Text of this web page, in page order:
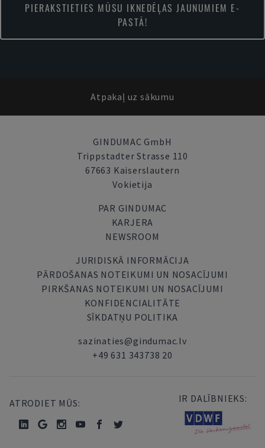
PIERAKSTIETIES MŪSU IKNEDĒĻAS JAUNUMIEM E-
PASTĀ!
Atpakaļ uz sākumu
GINDUMAC GmbH
Trippstadter Strasse 110
67663 Kaiserslautern
Vokietija
PAR GINDUMAC
KARJERA
NEWSROOM
JURIDISKĀ INFORMĀCIJA
PĀRDOŠANAS NOTEIKUMI UN NOSACĪJUMI
PIRKŠANAS NOTEIKUMI UN NOSACĪJUMI
KONFIDENCIALITĀTE
SĪKDATŅU POLITIKA
sazinaties@gindumac.lv
+49 631 343738 20
ATRODIET MŪS: IR DALĪBNIEKS: